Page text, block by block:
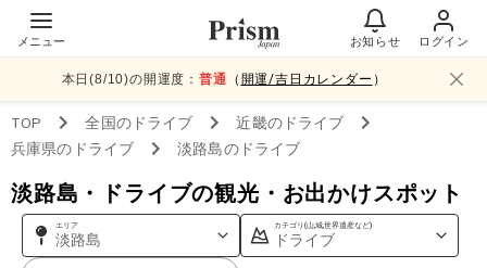
メニュー お知らせ ログイン
本日(8/10)の開運度：普通 （ 開運/吉日カレンダー ）
TOP 全国のドライブ 近畿のドライブ
兵庫県のドライブ 淡路島のドライブ
淡路島・ドライブの観光・お出かけスポット
エリア
淡路島
カテゴリ(山,城,世界遺産など)
ドライブ